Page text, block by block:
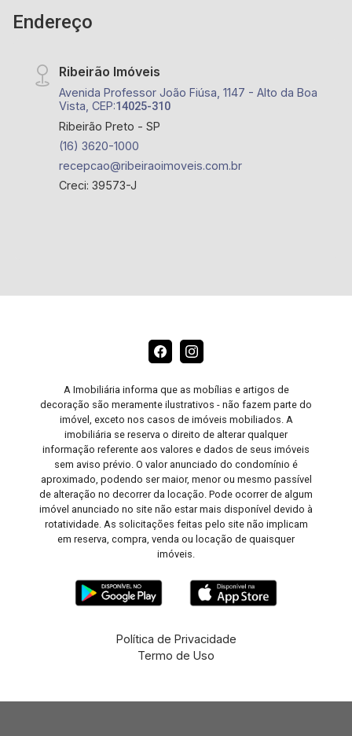
Endereço
Ribeirão Imóveis
Avenida Professor João Fiúsa, 1147 - Alto da Boa
Vista, CEP:14025-310
Ribeirão Preto - SP
(16) 3620-1000
recepcao@ribeiraoimoveis.com.br
Creci: 39573-J
A Imobiliária informa que as mobílias e artigos de
decoração são meramente ilustrativos - não fazem parte do
imóvel, exceto nos casos de imóveis mobiliados. A
imobiliária se reserva o direito de alterar qualquer
informação referente aos valores e dados de seus imóveis
sem aviso prévio. O valor anunciado do condomínio é
aproximado, podendo ser maior, menor ou mesmo passível
de alteração no decorrer da locação. Pode ocorrer de algum
imóvel anunciado no site não estar mais disponível devido à
rotatividade. As solicitações feitas pelo site não implicam
em reserva, compra, venda ou locação de quaisquer
imóveis.
Política de Privacidade
Termo de Uso